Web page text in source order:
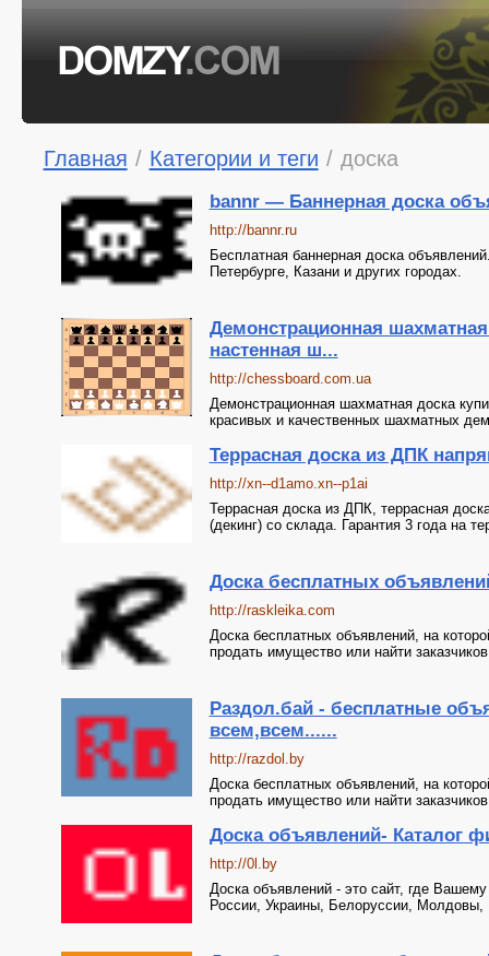
Главная / Категории и теги / доска
bannr — Баннерная доска
http://bannr.ru
Бесплатная баннерная доска
Петербурге, Казани и других городах.
Демонстрационная
настенная ш...
http://chessboard.com.ua
Демонстрационная шахматная доска
красивых и качественных шахматных
Террасная доска из ДПК
http://xn--d1amo.xn--p1ai
Террасная доска из ДПК, террасная
(декинг) со склада. Гарантия 3 года на
Доска бесплатных
http://raskleika.com
Доска бесплатных объявлений, на
продать имущество или найти
Раздол.бай - бесплатные
всем,всем......
http://razdol.by
Доска бесплатных объявлений, на
продать имущество или найти
Доска объявлений- Каталог
http://0l.by
Доска объявлений - это сайт, где
России, Украины, Белоруссии, Молдовы,